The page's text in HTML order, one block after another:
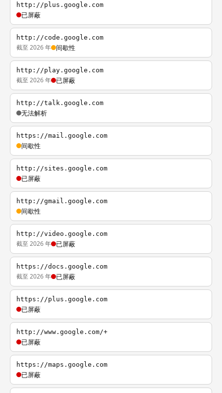
http://plus.google.com
已屏蔽
http://code.google.com
截至 2026 年 间歇性
http://play.google.com
截至 2026 年 已屏蔽
http://talk.google.com
无法解析
https://mail.google.com
间歇性
http://sites.google.com
已屏蔽
http://gmail.google.com
间歇性
http://video.google.com
截至 2026 年 已屏蔽
https://docs.google.com
截至 2026 年 已屏蔽
https://plus.google.com
已屏蔽
http://www.google.com/+
已屏蔽
https://maps.google.com
已屏蔽